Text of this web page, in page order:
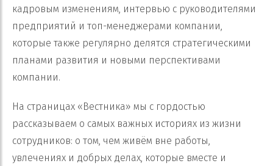
кадровым изменениям, интервью с руководителями
предприятий и топ-менеджерами компании,
которые также регулярно делятся стратегическими
планами развития и новыми перспективами
компании.
На страницах «Вестника» мы с гордостью
рассказываем о самых важных историях из жизни
сотрудников: о том, чем живём вне работы,
увлечениях и добрых делах, которые вместе и